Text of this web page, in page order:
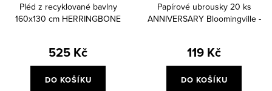
Pléd z recyklované bavlny
160x130 cm HERRINGBONE
525 Kč
DO KOŠÍKU
Papírové ubrousky 20 ks
ANNIVERSARY Bloomingville -
119 Kč
DO KOŠÍKU